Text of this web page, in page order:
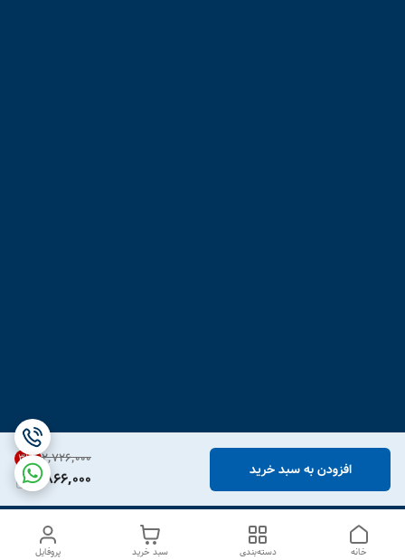
۲٬۷۲۶٬۰۰۰ 31%
1,866,000 افزودن به سبد خرید
پروفایل سبد خرید دسته‌بندی خانه